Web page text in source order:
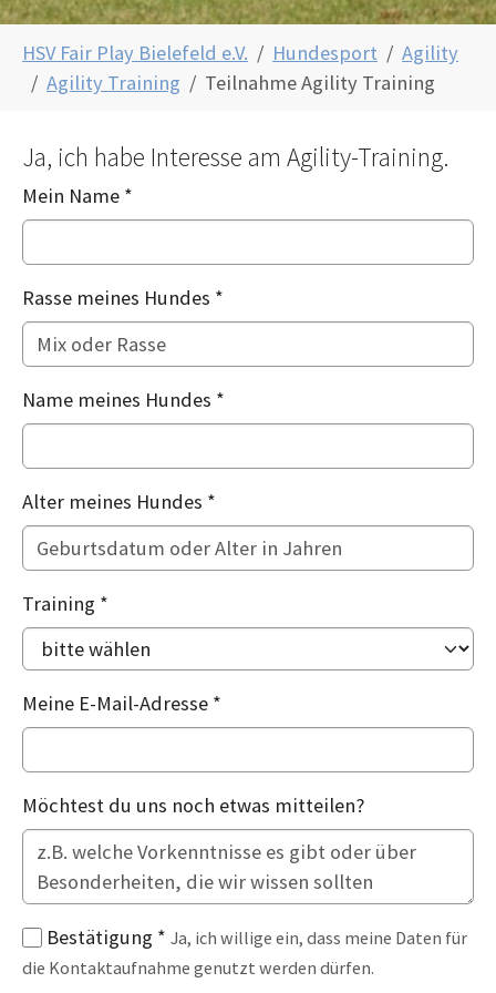
HSV Fair Play Bielefeld e.V. Hundesport
Agility
Agility Training
Teilnahme Agility Training
Ja, ich habe Interesse am Agility-Training.
Mein Name *
Rasse meines Hundes *
Name meines Hundes *
Alter meines Hundes *
Training *
Meine E-Mail-Adresse *
Möchtest du uns noch etwas mitteilen?
Bestätigung * Ja, ich willige ein, dass meine Daten für
die Kontaktaufnahme genutzt werden dürfen.